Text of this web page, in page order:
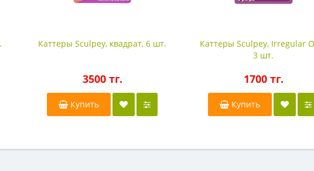
Каттеры Sculpey, квадрат, 6 шт.
3500 тг.
Купить
Каттеры Sculpey, Irregular
3 шт.
1700 тг.
Купить